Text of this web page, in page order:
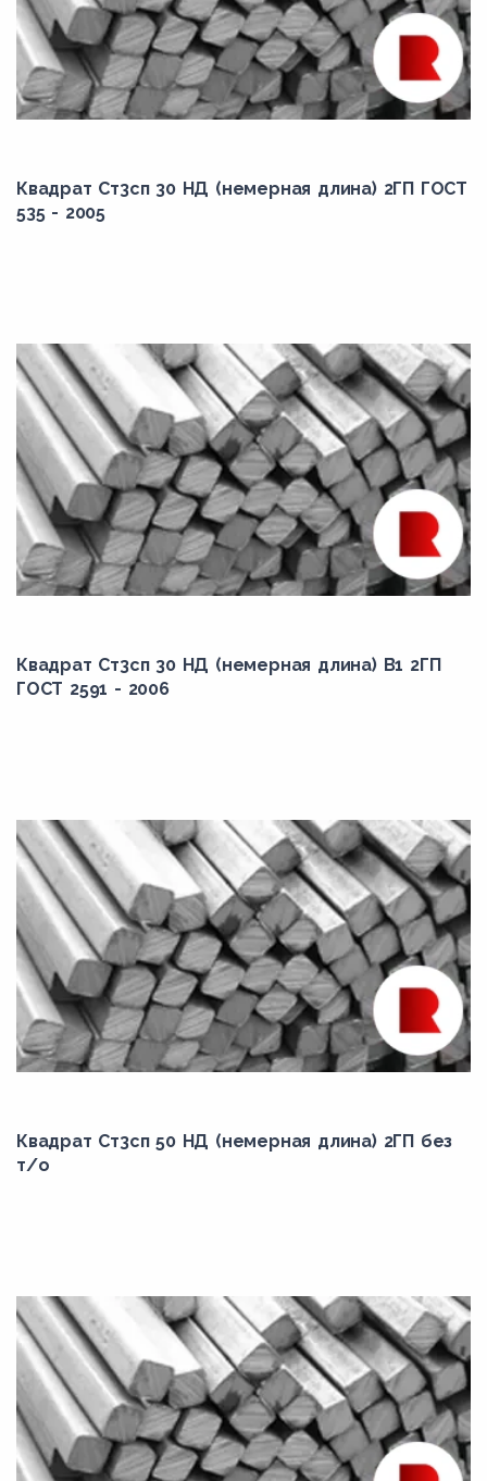
Квадрат Ст3сп 30 НД (немерная длина) 2ГП ГОСТ
535 - 2005
Квадрат Ст3сп 30 НД (немерная длина) В1 2ГП
ГОСТ 2591 - 2006
Квадрат Ст3сп 50 НД (немерная длина) 2ГП без
т/о